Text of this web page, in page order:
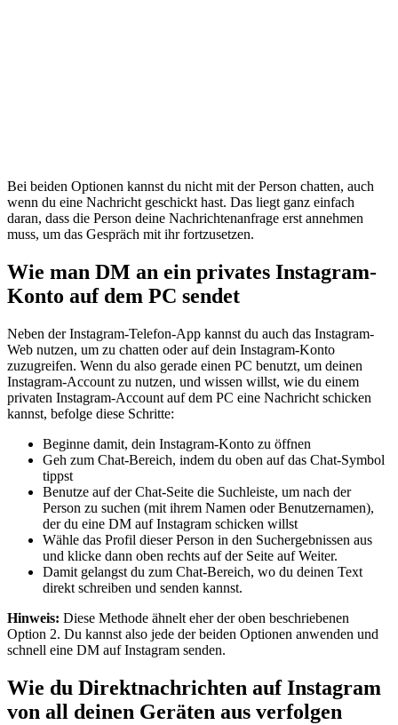
Bei beiden Optionen kannst du nicht mit der Person chatten, auch
wenn du eine Nachricht geschickt hast. Das liegt ganz einfach
daran, dass die Person deine Nachrichtenanfrage erst annehmen
muss, um das Gespräch mit ihr fortzusetzen.
Wie man DM an ein privates Instagram-
Konto auf dem PC sendet
Neben der Instagram-Telefon-App kannst du auch das Instagram-
Web nutzen, um zu chatten oder auf dein Instagram-Konto
zuzugreifen. Wenn du also gerade einen PC benutzt, um deinen
Instagram-Account zu nutzen, und wissen willst, wie du einem
privaten Instagram-Account auf dem PC eine Nachricht schicken
kannst, befolge diese Schritte:
Beginne damit, dein Instagram-Konto zu öffnen
Geh zum Chat-Bereich, indem du oben auf das Chat-Symbol
tippst
Benutze auf der Chat-Seite die Suchleiste, um nach der
Person zu suchen (mit ihrem Namen oder Benutzernamen),
der du eine DM auf Instagram schicken willst
Wähle das Profil dieser Person in den Suchergebnissen aus
und klicke dann oben rechts auf der Seite auf Weiter.
Damit gelangst du zum Chat-Bereich, wo du deinen Text
direkt schreiben und senden kannst.
Hinweis: Diese Methode ähnelt eher der oben beschriebenen
Option 2. Du kannst also jede der beiden Optionen anwenden und
schnell eine DM auf Instagram senden.
Wie du Direktnachrichten auf Instagram
von all deinen Geräten aus verfolgen